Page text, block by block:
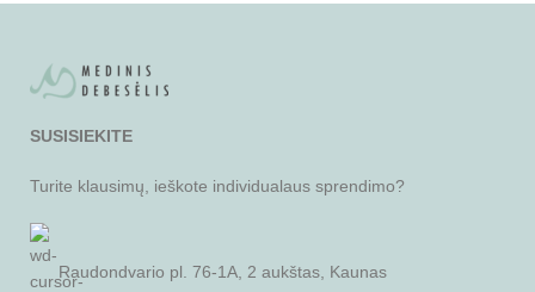
SUSISIEKITE
Turite klausimų, ieškote individualaus sprendimo?
Raudondvario pl. 76-1A, 2 aukštas, Kaunas